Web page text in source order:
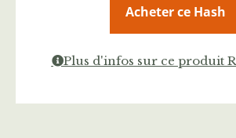
Acheter ce Hash
Plus d'infos sur ce produit